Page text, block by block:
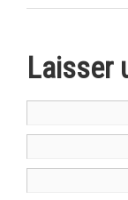
Laisser